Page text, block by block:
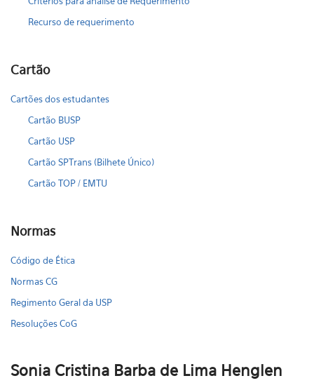
Recurso de requerimento
Cartão
Cartões dos estudantes
Cartão BUSP
Cartão USP
Cartão SPTrans (Bilhete Único)
Cartão TOP / EMTU
Normas
Código de Ética
Normas CG
Regimento Geral da USP
Resoluções CoG
Sonia Cristina Barba de Lima Henglen